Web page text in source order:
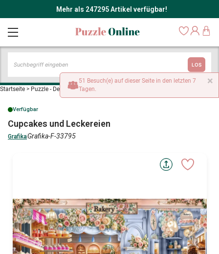
Mehr als 247295 Artikel verfügbar!
LOS
Startseite > Puzzle - Dekoration kulinarisch
Verfügbar
Cupcakes und Leckereien
GrafikaGrafika-F-33795
×
51 Besuch(e) auf dieser Seite in den letzten 7
Tagen.